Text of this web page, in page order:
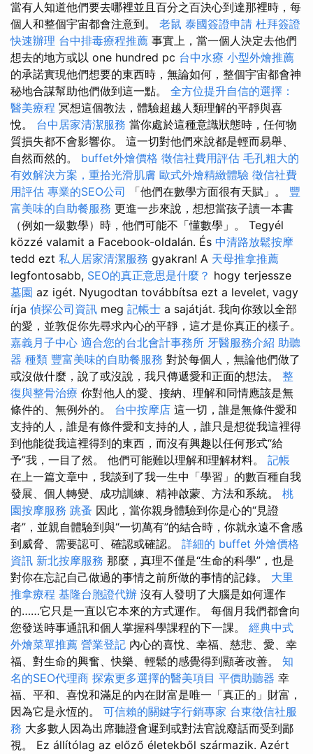
當有人知道他們要去哪裡並且百分之百決心到達那裡時，每
個人和整個宇宙都會注意到。 老鼠 泰國簽證申請 杜拜簽證
快速辦理 台中排毒療程推薦 事實上，當一個人決定去他們
想去的地方或以 one hundred pc 台中水療 小型外燴推薦
的承諾實現他們想要的東西時，無論如何，整個宇宙都會神
秘地合謀幫助他們做到這一點。 全方位提升自信的選擇：
醫美療程 冥想這個教法，體驗超越人類理解的平靜與喜
悅。 台中居家清潔服務 當你處於這種意識狀態時，任何物
質損失都不會影響你。 這一切對他們來說都是輕而易舉、
自然而然的。 buffet外燴價格 徵信社費用評估 毛孔粗大的
有效解決方案，重拾光滑肌膚 歐式外燴精緻體驗 徵信社費
用評估 專業的SEO公司 「他們在數學方面很有天賦」。 豐
富美味的自助餐服務 更進一步來說，想想當孩子讀一本書
（例如一級數學）時，他們可能不「懂數學」。 Tegyél
közzé valamit a Facebook-oldalán. És 中清路放鬆按摩
tedd ezt 私人居家清潔服務 gyakran! A 天母推拿推薦
legfontosabb, SEO的真正意思是什麼？ hogy terjessze
墓園 az igét. Nyugodtan továbbítsa ezt a levelet, vagy
írja 偵探公司資訊 meg 記帳士 a sajátját. 我向你致以全部
的愛，並敦促你先尋求內心的平靜，這才是你真正的樣子。
嘉義月子中心 適合您的台北會計事務所 牙醫服務介紹 助聽
器 種類 豐富美味的自助餐服務 對於每個人，無論他們做了
或沒做什麼，說了或沒說，我只傳遞愛和正面的想法。 整
復與整骨治療 你對他人的愛、接納、理解和同情應該是無
條件的、無例外的。 台中按摩店 這一切，誰是無條件愛和
支持的人，誰是有條件愛和支持的人，誰只是想從我這裡得
到他能從我這裡得到的東西，而沒有興趣以任何形式“給
予”我，一目了然。 他們可能難以理解和理解材料。 記帳
在上一篇文章中，我談到了我一生中「學習」的數百種自我
發展、個人轉變、成功訓練、精神啟蒙、方法和系統。 桃
園按摩服務 跳蚤 因此，當你親身體驗到你是心的“見證
者”，並親自體驗到與“一切萬有”的結合時，你就永遠不會感
到威脅、需要認可、確認或確認。 詳細的 buffet 外燴價格
資訊 新北按摩服務 那麼，真理不僅是“生命的科學”，也是
對你在忘記自己做過的事情之前所做的事情的記錄。 大里
推拿療程 基隆台胞證代辦 沒有人發明了大腦是如何運作
的……它只是一直以它本來的方式運作。 每個月我們都會向
您發送時事通訊和個人掌握科學課程的下一課。 經典中式
外燴菜單推薦 營業登記 內心的喜悅、幸福、慈悲、愛、幸
福、對生命的興奮、快樂、輕鬆的感覺得到顯著改善。 知
名的SEO代理商 探索更多選擇的醫美項目 平價助聽器 幸
福、平和、喜悅和滿足的內在財富是唯一「真正的」財富，
因為它是永恆的。 可信賴的關鍵字行銷專家 台東徵信社服
務 大多數人因為出席聽證會遲到或對法官說廢話而受到鄙
視。 Ez állítólag az előző életekből származik. Azért